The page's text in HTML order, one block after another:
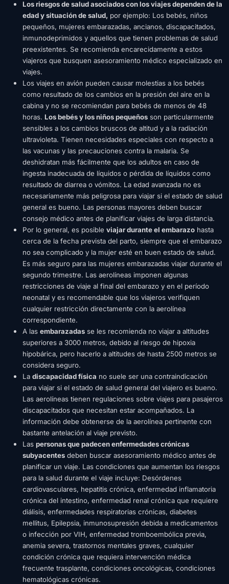
Los riesgos de salud asociados con los viajes dependen de la
edad y situación de salud, por ejemplo: Los bebés, niños
pequeños, mujeres embarazadas, ancianos, discapacitados,
inmunodeprimidos y aquellos que tienen problemas de salud
preexistentes. Se recomienda encarecidamente a estos
viajeros que busquen asesoramiento médico especializado en
viajes.
Los viajes en avión pueden causar molestias a los bebés
como resultado de los cambios en la presión del aire en la
cabina y no se recomiendan para bebés de menos de 48
horas. Los bebés y los niños pequeños son particularmente
sensibles a los cambios bruscos de altitud y a la radiación
ultravioleta. Tienen necesidades especiales con respecto a
las vacunas y las precauciones contra la malaria. Se
deshidratan más fácilmente que los adultos en caso de
ingesta inadecuada de líquidos o pérdida de líquidos como
resultado de diarrea o vómitos. La edad avanzada no es
necesariamente más peligrosa para viajar si el estado de salud
general es bueno. Las personas mayores deben buscar
consejo médico antes de planificar viajes de larga distancia.
Por lo general, es posible viajar durante el embarazo hasta
cerca de la fecha prevista del parto, siempre que el embarazo
no sea complicado y la mujer esté en buen estado de salud.
Es más seguro para las mujeres embarazadas viajar durante el
segundo trimestre. Las aerolíneas imponen algunas
restricciones de viaje al final del embarazo y en el período
neonatal y es recomendable que los viajeros verifiquen
cualquier restricción directamente con la aerolínea
correspondiente.
A las embarazadas se les recomienda no viajar a altitudes
superiores a 3000 metros, debido al riesgo de hipoxia
hipobárica, pero hacerlo a altitudes de hasta 2500 metros se
considera seguro.
La discapacidad física no suele ser una contraindicación
para viajar si el estado de salud general del viajero es bueno.
Las aerolíneas tienen regulaciones sobre viajes para pasajeros
discapacitados que necesitan estar acompañados. La
información debe obtenerse de la aerolínea pertinente con
bastante antelación al viaje previsto.
Las personas que padecen enfermedades crónicas
subyacentes deben buscar asesoramiento médico antes de
planificar un viaje. Las condiciones que aumentan los riesgos
para la salud durante el viaje incluye: Desórdenes
cardiovasculares, hepatitis crónica, enfermedad inflamatoria
crónica del intestino, enfermedad renal crónica que requiere
diálisis, enfermedades respiratorias crónicas, diabetes
mellitus, Epilepsia, inmunosupresión debida a medicamentos
o infección por VIH, enfermedad tromboembólica previa,
anemia severa, trastornos mentales graves, cualquier
condición crónica que requiera intervención médica
frecuente trasplante, condiciones oncológicas, condiciones
hematológicas crónicas.